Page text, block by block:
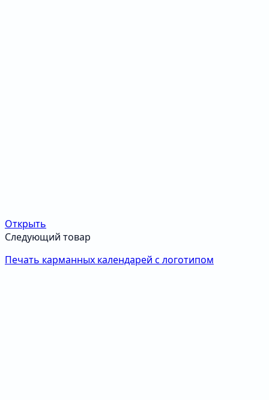
Открыть
Следующий товар
Печать карманных календарей с логотипом